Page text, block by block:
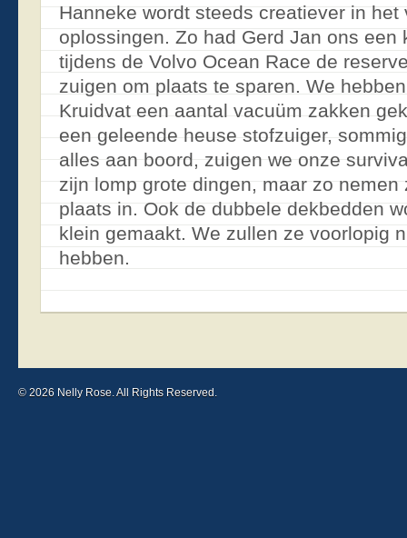
Hanneke wordt steeds creatiever in het
oplossingen. Zo had Gerd Jan ons een
tijdens de Volvo Ocean Race de
zuigen om plaats te sparen. We
Kruidvat een aantal vacuüm zakken
een geleende heuse stofzuiger,
alles aan boord, zuigen we onze
zijn lomp grote dingen, maar zo nemen
plaats in. Ook de dubbele dekbedden
klein gemaakt. We zullen ze voorlopig
hebben.
© 2026 Nelly Rose. All Rights Reserved.